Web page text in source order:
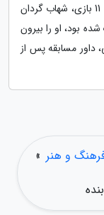
ششم لیگ برتر به تساوی 1-1 رسیدند که در دقیقه 11 بازی، شهاب گردان
بود، او را بیرون
داور مسابقه پس از
و هنر »